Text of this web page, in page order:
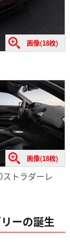
画像(18枚)
画像(18枚)
ストラダーレ
ーの誕生